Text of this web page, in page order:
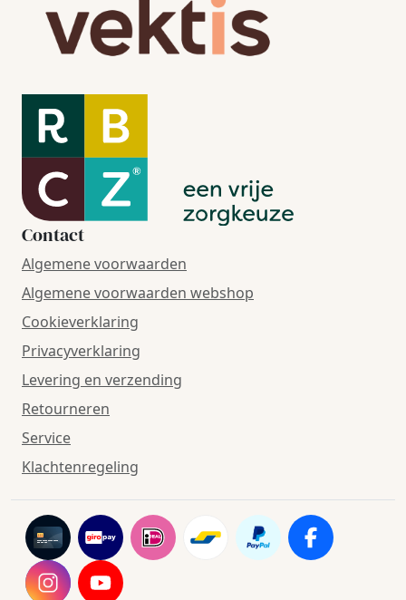
Contact
Algemene voorwaarden
Algemene voorwaarden webshop
Cookieverklaring
Privacyverklaring
Levering en verzending
Retourneren
Service
Klachtenregeling